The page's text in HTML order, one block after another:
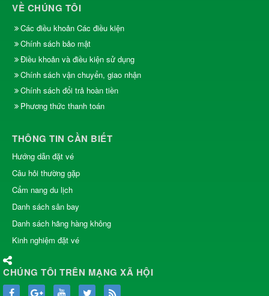
VỀ CHÚNG TÔI
Các điều khoản Các điều kiện
Chính sách bảo mật
Điều khoản và điều kiện sử dụng
Chính sách vận chuyển, giao nhận
Chính sách đổi trả hoàn tiền
Phương thức thanh toán
THÔNG TIN CẦN BIẾT
Hướng dẫn đặt vé
Câu hỏi thường gặp
Cẩm nang du lịch
Danh sách sân bay
Danh sách hãng hàng không
Kinh nghiệm đặt vé
CHÚNG TÔI TRÊN MẠNG XÃ HỘI